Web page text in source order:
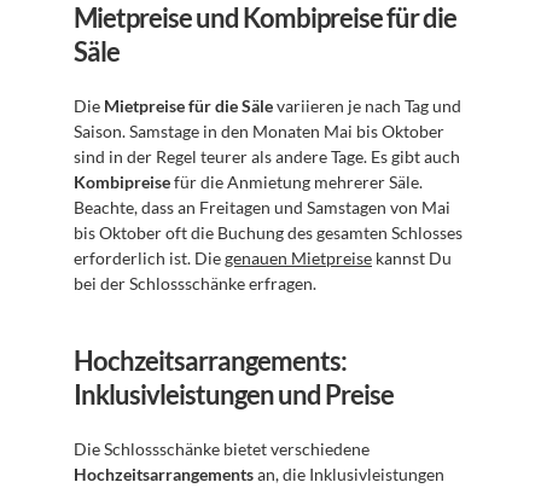
Mietpreise und Kombipreise für die
Säle
Die Mietpreise für die Säle variieren je nach Tag und
Saison. Samstage in den Monaten Mai bis Oktober
Kombipreise für die Anmietung mehrerer Säle.
Beachte, dass an Freitagen und Samstagen von Mai
bis Oktober oft die Buchung des gesamten Schlosses
erforderlich ist. Die genauen Mietpreise kannst Du
bei der Schlossschänke erfragen.
Hochzeitsarrangements:
Inklusivleistungen und Preise
Hochzeitsarrangements an, die Inklusivleistungen